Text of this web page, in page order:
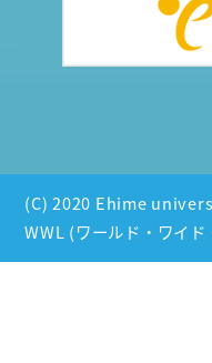
(C) 2020 Ehime
WWL (ワールド・ワイ